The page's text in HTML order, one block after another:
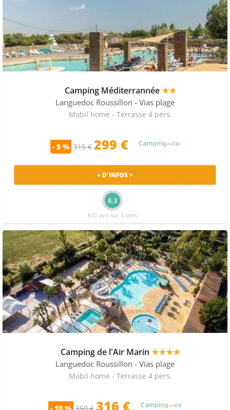
Camping Méditerrannée★★
Languedoc Roussillon - Vias plage
Mobil home - Terrasse 4 pers.
- 5 % 315 € 299 €
+ D'INFOS >
8.3
632 avis sur 3 sites
Camping de l'Air Marin ★★★★
Languedoc Roussillon - Vias plage
Mobil home - Terrasse 4 pers.
- 10 % 350 € 316 €